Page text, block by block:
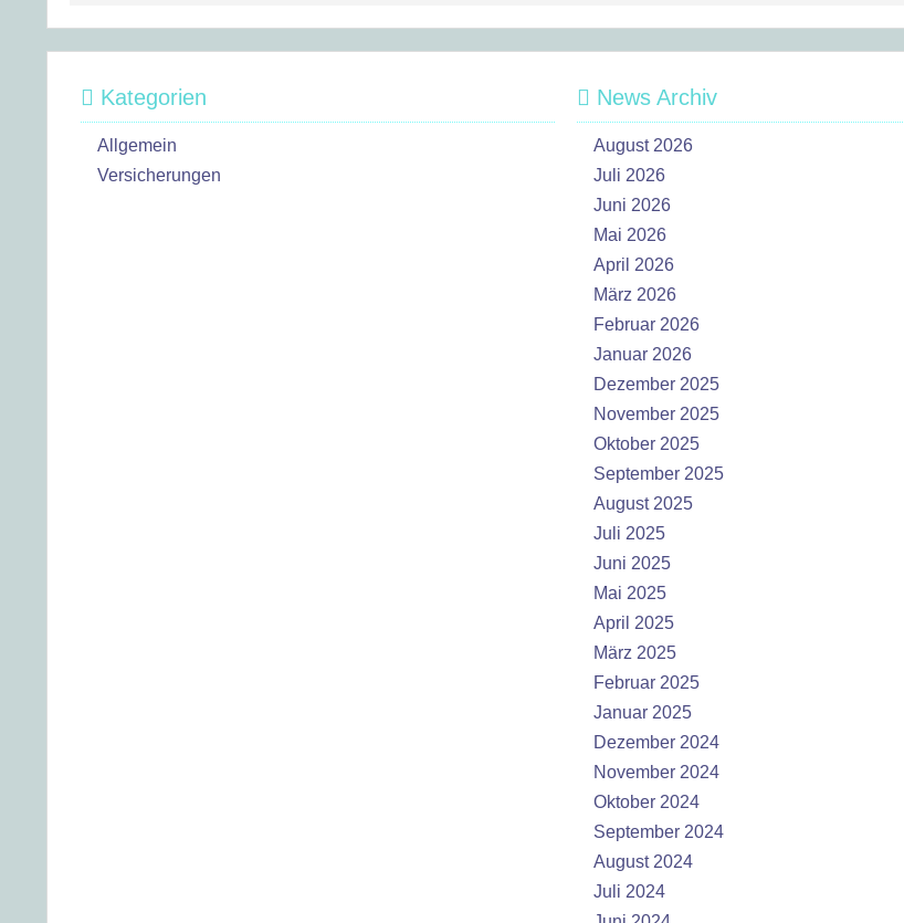
Kategorien
Allgemein
Versicherungen
News Archiv
August 2026
Juli 2026
Juni 2026
Mai 2026
April 2026
März 2026
Februar 2026
Januar 2026
Dezember 2025
November 2025
Oktober 2025
September 2025
August 2025
Juli 2025
Juni 2025
Mai 2025
April 2025
März 2025
Februar 2025
Januar 2025
Dezember 2024
November 2024
Oktober 2024
September 2024
August 2024
Juli 2024